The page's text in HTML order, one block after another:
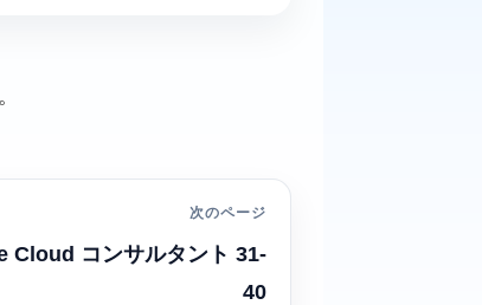
次のページ
コンサルタント 31-
40